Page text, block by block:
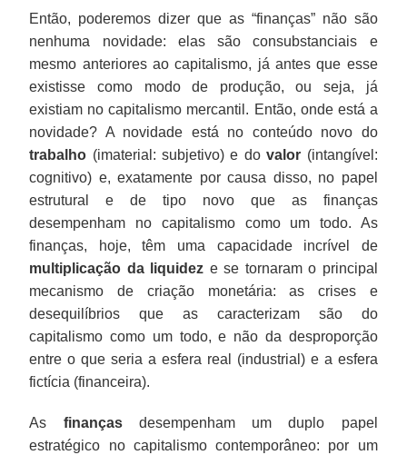
Então, poderemos dizer que as “finanças” não são
nenhuma novidade: elas são consubstanciais e
mesmo anteriores ao capitalismo, já antes que esse
existisse como modo de produção, ou seja, já
existiam no capitalismo mercantil. Então, onde está a
novidade? A novidade está no conteúdo novo do
trabalho (imaterial: subjetivo) e dovalor (intangível:
cognitivo) e, exatamente por causa disso, no papel
estrutural e de tipo novo que as finanças
desempenham no capitalismo como um todo. As
finanças, hoje, têm uma capacidade incrível de
multiplicação da liquidez e se tornaram o principal
mecanismo de criação monetária: as crises e
desequilíbrios que as caracterizam são do
capitalismo como um todo, e não da desproporção
entre o que seria a esfera real (industrial) e a esfera
fictícia (financeira).
As finançasdesempenham um duplo papel
estratégico no capitalismo contemporâneo: por um